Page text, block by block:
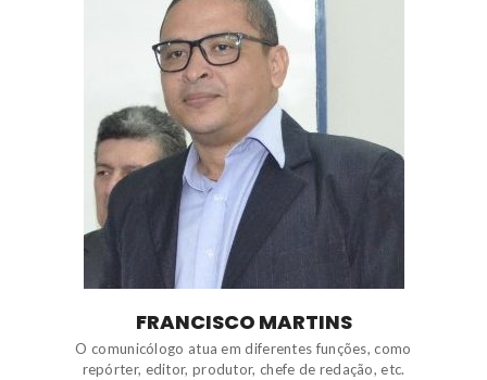
FRANCISCO MARTINS
O comunicólogo atua em diferentes funções, como
repórter, editor, produtor, chefe de redação, etc.